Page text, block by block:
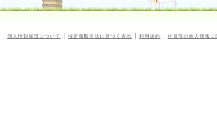
個人情報保護について 特定商取引法に基づく表示 利用規約 社員等の個人情報